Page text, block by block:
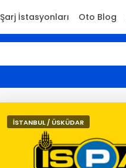
Şarj İstasyonları Oto Blog
İSTANBUL / ÜSKÜDAR